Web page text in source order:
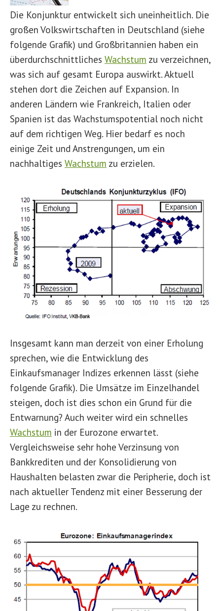
Die Konjunktur entwickelt sich uneinheitlich. Die
großen Volkswirtschaften in Deutschland (siehe
folgende Grafik) und Großbritannien haben ein
überdurchschnittliches Wachstum zu verzeichnen,
was sich auf gesamt Europa auswirkt. Aktuell
stehen dort die Zeichen auf Expansion. In
anderen Ländern wie Frankreich, Italien oder
Spanien ist das Wachstumspotential noch nicht
auf dem richtigen Weg. Hier bedarf es noch
einige Zeit und Anstrengungen, um ein
nachhaltiges Wachstum zu erzielen.
Insgesamt kann man derzeit von einer Erholung
sprechen, wie die Entwicklung des
Einkaufsmanager Indizes erkennen lässt (siehe
folgende Grafik). Die Umsätze im Einzelhandel
steigen, doch ist dies schon ein Grund für die
Entwarnung? Auch weiter wird ein schnelles
Wachstum in der Eurozone erwartet.
Vergleichsweise sehr hohe Verzinsung von
Bankkrediten und der Konsolidierung von
Haushalten belasten zwar die Peripherie, doch ist
nach aktueller Tendenz mit einer Besserung der
Lage zu rechnen.